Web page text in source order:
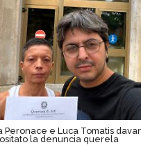
Peronace e Luca Tomatis
la denuncia querela